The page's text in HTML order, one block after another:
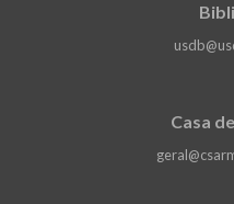
Casa